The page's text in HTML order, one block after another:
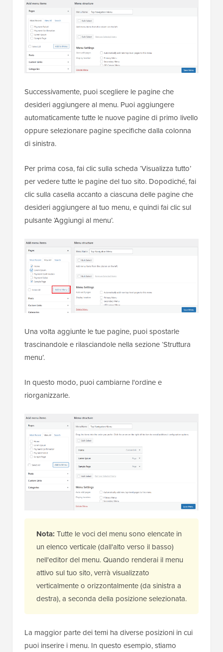
Successivamente, puoi scegliere le pagine che
desideri aggiungere al menu. Puoi aggiungere
automaticamente tutte le nuove pagine di primo livello
oppure selezionare pagine specifiche dalla colonna
di sinistra.
Per prima cosa, fai clic sulla scheda ‘Visualizza tutto’
per vedere tutte le pagine del tuo sito. Dopodiché, fai
clic sulla casella accanto a ciascuna delle pagine che
desideri aggiungere al tuo menu, e quindi fai clic sul
pulsante ‘Aggiungi al menu’.
Una volta aggiunte le tue pagine, puoi spostarle
trascinandole e rilasciandole nella sezione ‘Struttura
menu’.
In questo modo, puoi cambiarne l'ordine e
riorganizzarle.
Nota: Tutte le voci del menu sono elencate in
un elenco verticale (dall'alto verso il basso)
nell'editor del menu. Quando renderai il menu
attivo sul tuo sito, verrà visualizzato
verticalmente o orizzontalmente (da sinistra a
destra), a seconda della posizione selezionata.
La maggior parte dei temi ha diverse posizioni in cui
puoi inserire i menu. In questo esempio, stiamo